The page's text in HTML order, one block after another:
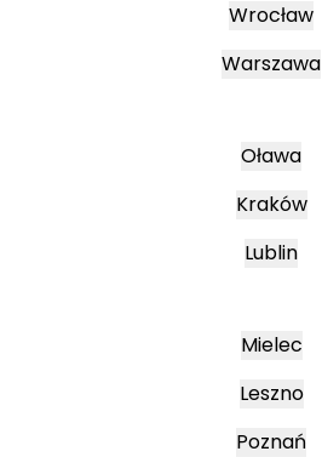
Wrocław
Warszawa
Oława
Kraków
Lublin
Mielec
Leszno
Poznań